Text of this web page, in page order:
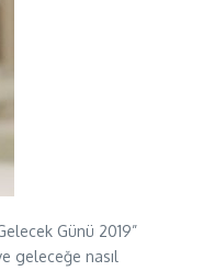
Günü 2019”
geleceğe nasıl